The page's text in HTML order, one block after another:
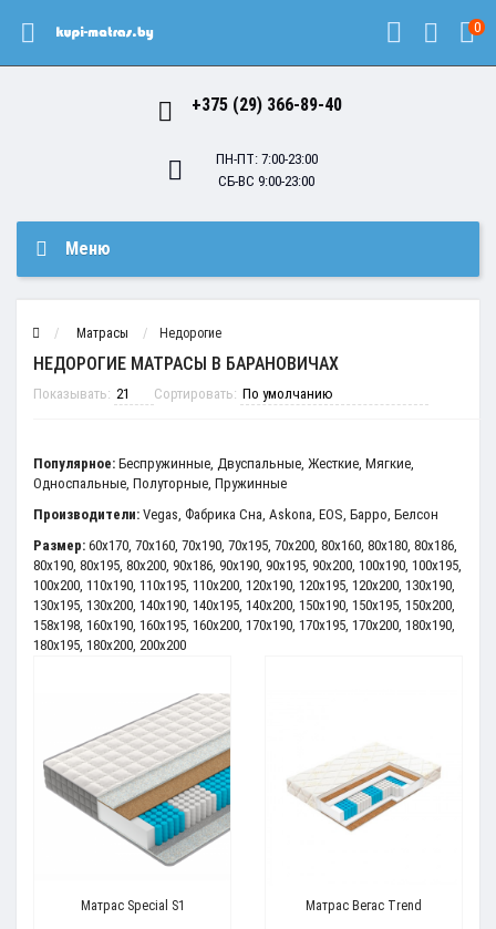
0
+375 (29) 366-89-40
ПН-ПТ: 7:00-23:00
СБ-ВС 9:00-23:00
Меню
Матрасы Недорогие
НЕДОРОГИЕ МАТРАСЫ В БАРАНОВИЧАХ
Показывать: Сортировать:
Популярное: Беспружинные, Двуспальные, Жесткие, Мягкие,
Односпальные, Полуторные, Пружинные
Производители: Vegas, Фабрика Сна, Askona, EOS, Барро, Белсон
Размер: 60x170, 70x160, 70x190, 70x195, 70x200, 80x160, 80x180, 80x186,
80x190, 80x195, 80x200, 90x186, 90x190, 90x195, 90x200, 100x190, 100x195,
100x200, 110x190, 110x195, 110x200, 120x190, 120x195, 120x200, 130x190,
130x195, 130x200, 140x190, 140x195, 140x200, 150x190, 150x195, 150x200,
158x198, 160x190, 160x195, 160x200, 170x190, 170x195, 170x200, 180x190,
180x195, 180x200, 200x200
Матрас Special S1 Матрас Вегас Trend